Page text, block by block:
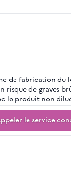
de fabrication
risque de graves
le produit non
le service